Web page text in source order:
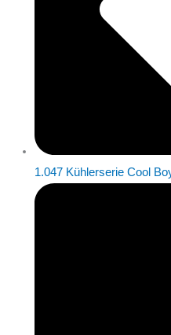
1.047 Kühlerserie Cool